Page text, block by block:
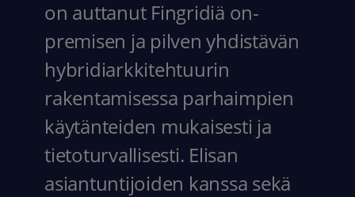
on auttanut Fingridiä on-
premisen ja pilven yhdistävän
hybridiarkkitehtuurin
rakentamisessa parhaimpien
käytänteiden mukaisesti ja
tietoturvallisesti. Elisan
asiantuntijoiden kanssa sekä